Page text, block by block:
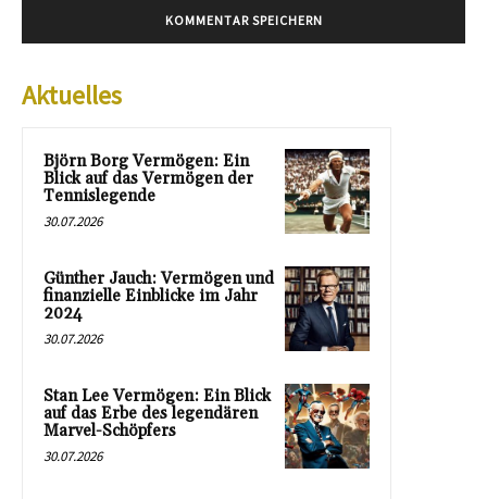
Aktuelles
Björn Borg Vermögen: Ein
Blick auf das Vermögen der
Tennislegende
30.07.2026
Günther Jauch: Vermögen und
finanzielle Einblicke im Jahr
2024
30.07.2026
Stan Lee Vermögen: Ein Blick
auf das Erbe des legendären
Marvel-Schöpfers
30.07.2026